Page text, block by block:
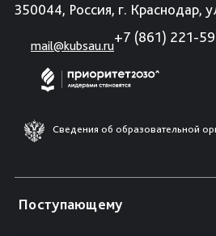
350044, Россия, г. Краснодар,
mail@kubsau.ru
+7 (861) 221-
Сведения об образовательной
Поступающему